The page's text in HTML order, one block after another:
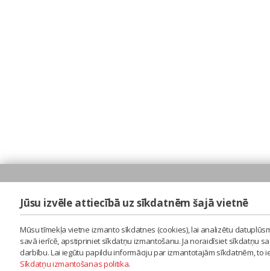
Jūsu izvēle attiecībā uz sīkdatnēm šajā vietnē
Mūsu tīmekļa vietne izmanto sīkdatnes (cookies), lai analizētu
savā ierīcē, apstipriniet sīkdatņu izmantošanu. Ja noraidīsiet sīkdatņu
darbību. Lai iegūtu papildu informāciju par izmantotajām sīkdatnēm,
Sīkdatņu izmantošanas politika.